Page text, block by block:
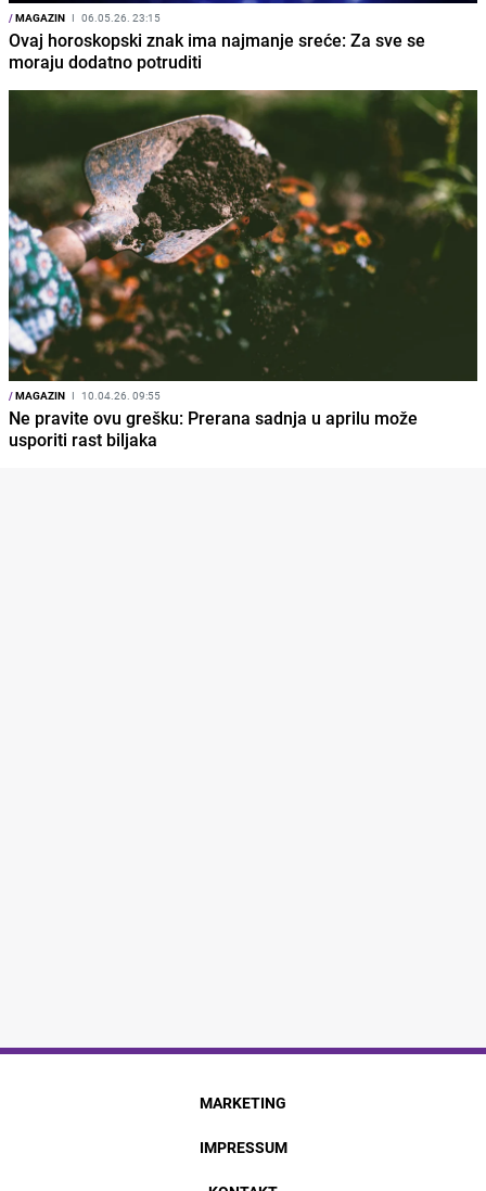
/MAGAZIN I 06.05.26. 23:15
Ovaj horoskopski znak ima najmanje sreće: Za sve se
moraju dodatno potruditi
/MAGAZIN I 10.04.26. 09:55
Ne pravite ovu grešku: Prerana sadnja u aprilu može
usporiti rast biljaka
MARKETING
IMPRESSUM